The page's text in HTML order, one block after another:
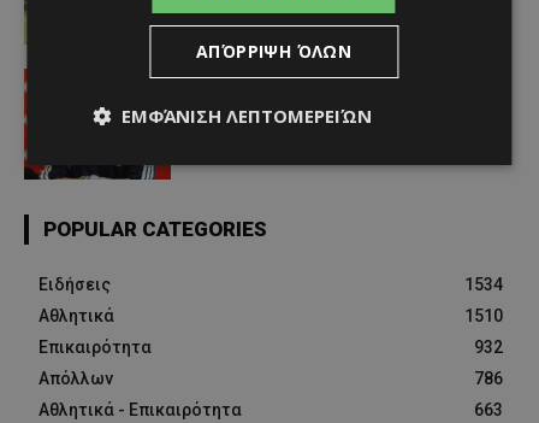
Απόλλων
Afentiko - 06/08/2026
POPULAR CATEGORIES
Ειδήσεις
1534
Αθλητικά
1510
Επικαιρότητα
932
Απόλλων
786
Αθλητικά - Επικαιρότητα
663
ΑΠΌΡΡΙΨΗ ΌΛΩΝ
ΕΜΦΆΝΙΣΗ ΛΕΠΤΟΜΕΡΕΙΏΝ